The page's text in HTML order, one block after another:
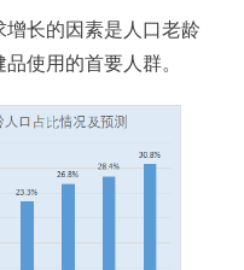
长的因素是人口老龄
使用的首要人群。